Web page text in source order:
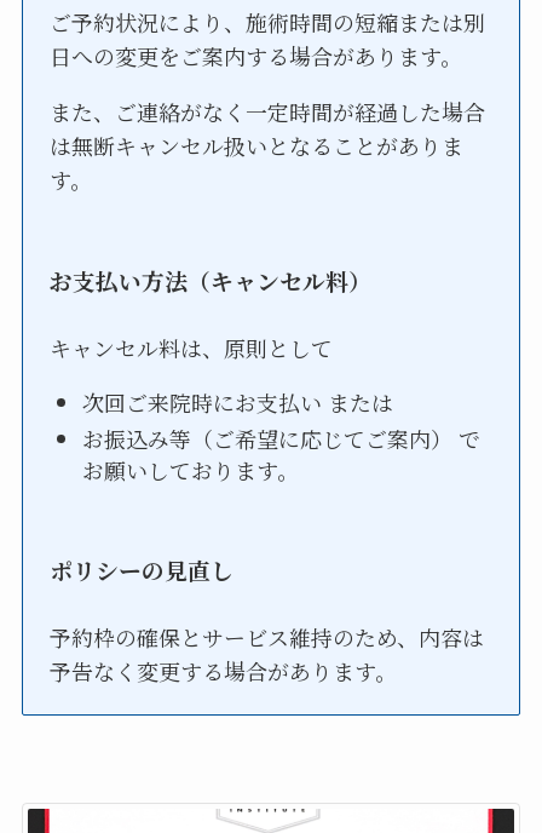
ご予約状況により、施術時間の短縮または別
日への変更をご案内する場合があります。
また、ご連絡がなく一定時間が経過した場合
は無断キャンセル扱いとなることがありま
す。
お支払い方法（キャンセル料）
キャンセル料は、原則として
次回ご来院時にお支払い または
お振込み等（ご希望に応じてご案内） で
お願いしております。
ポリシーの見直し
予約枠の確保とサービス維持のため、内容は
予告なく変更する場合があります。